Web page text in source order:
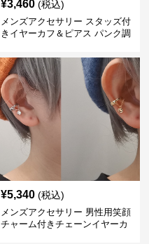
¥3,460 (税込)
メンズアクセサリー スタッズ付
きイヤーカフ＆ピアス パンク調
¥5,340 (税込)
メンズアクセサリー 男性用笑顔
チャーム付きチェーンイヤーカ